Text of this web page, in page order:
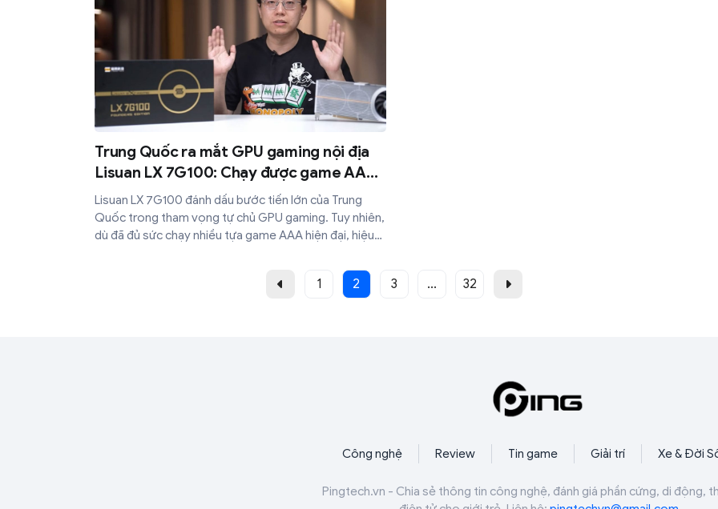
Trung Quốc ra mắt GPU gaming nội địa
Lisuan LX 7G100: Chạy được game AAA
nhưng giá bán gây tranh cãi
Lisuan LX 7G100 đánh dấu bước tiến lớn của Trung
Quốc trong tham vọng tự chủ GPU gaming. Tuy nhiên,
dù đã đủ sức chạy nhiều tựa game AAA hiện đại, hiệu
1 2 3 ... 32
Công nghệ Review Tin game Giải trí Xe & Đời
Pingtech.vn - Chia sẻ thông tin công nghệ, đánh giá phần cứng, di động,